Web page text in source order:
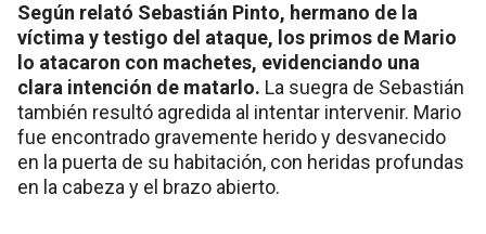
Según relató Sebastián Pinto, hermano de la
víctima y testigo del ataque, los primos de Mario
lo atacaron con machetes, evidenciando una
clara intención de matarlo. La suegra de Sebastián
también resultó agredida al intentar intervenir. Mario
fue encontrado gravemente herido y desvanecido
en la puerta de su habitación, con heridas profundas
en la cabeza y el brazo abierto.